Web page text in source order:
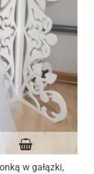
w gałązki,